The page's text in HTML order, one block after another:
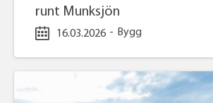
runt Munksjön
16.03.2026 - Bygg